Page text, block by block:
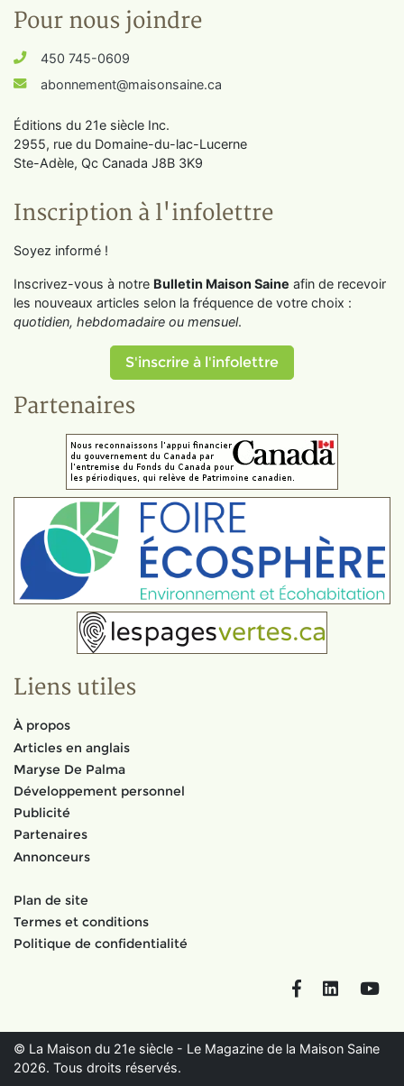
Pour nous joindre
450 745-0609
abonnement@maisonsaine.ca
Éditions du 21e siècle Inc.
2955, rue du Domaine-du-lac-Lucerne
Ste-Adèle, Qc Canada J8B 3K9
Inscription à l'infolettre
Soyez informé !
Inscrivez-vous à notre Bulletin Maison Saine afin de recevoir
les nouveaux articles selon la fréquence de votre choix :
quotidien, hebdomadaire ou mensuel.
S'inscrire à l'infolettre
Partenaires
Liens utiles
À propos
Articles en anglais
Maryse De Palma
Développement personnel
Publicité
Partenaires
Annonceurs
Plan de site
Termes et conditions
Politique de confidentialité
FacebookLinkedIn
© La Maison du 21e siècle - Le Magazine de la Maison Saine
2026. Tous droits réservés.